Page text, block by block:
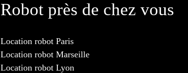
Robot près de chez vous
Location robot Paris
Location robot Marseille
Location robot Lyon